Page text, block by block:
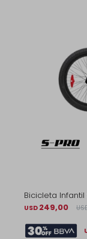
Bicicleta Infantil
USD 249,00